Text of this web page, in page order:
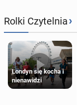
Rolki Czytelnia›
Londyn się kocha i
nienawidzi